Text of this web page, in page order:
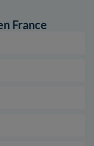
France